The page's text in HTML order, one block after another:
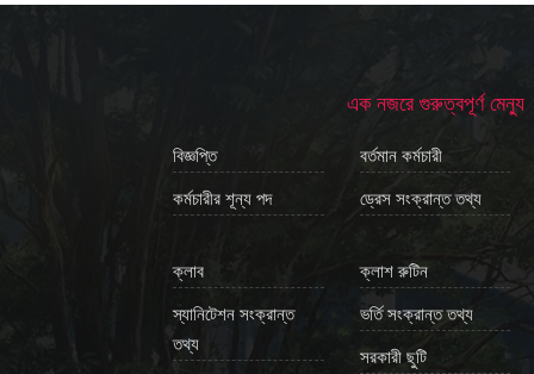
এক নজরে গুরুত্বপূর্ণ মেন্যু
বিজ্ঞপ্তি বর্তমান কর্মচারী
কর্মচারীর শূন্য পদ ড্রেস সংক্রান্ত তথ্য
ক্লাব ক্লাশ রুটিন
স্যানিটেশন সংক্রান্ত
তথ্য
ভর্তি সংক্রান্ত তথ্য
সরকারী ছুটি